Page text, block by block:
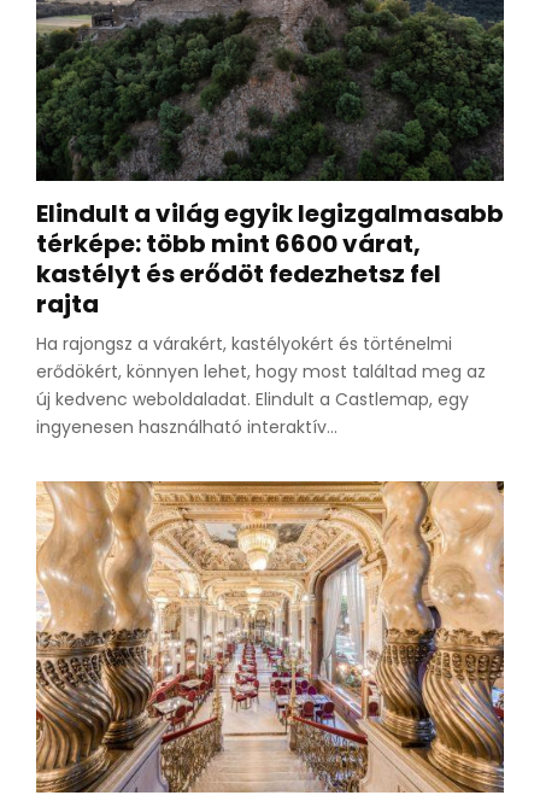
Elindult a világ egyik legizgalmasabb
térképe: több mint 6600 várat,
kastélyt és erődöt fedezhetsz fel
rajta
Ha rajongsz a várakért, kastélyokért és történelmi
erődökért, könnyen lehet, hogy most találtad meg az
új kedvenc weboldaladat. Elindult a Castlemap, egy
ingyenesen használható interaktív...